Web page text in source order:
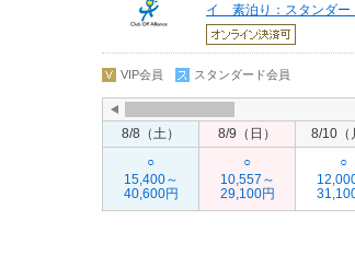
イ 素泊り：スタンダー
VIP会員 スタンダード会員
8/8（土） 8/9（日） 8/10（
○
15,400～
40,600円
○
10,557～
29,100円
○